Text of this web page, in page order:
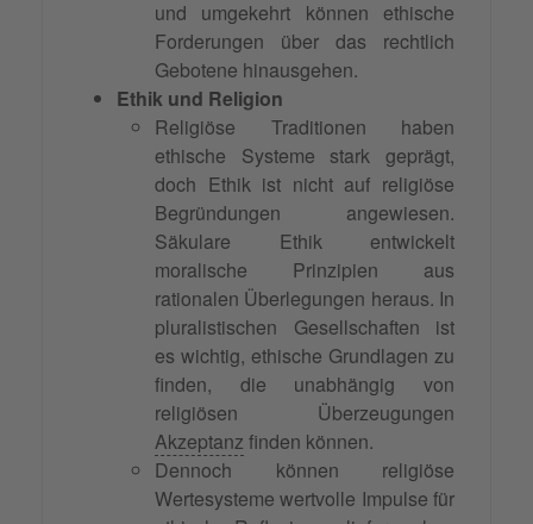
und umgekehrt können ethische
Forderungen über das rechtlich
Gebotene hinausgehen.
Ethik und Religion
Religiöse Traditionen haben
ethische Systeme stark geprägt,
doch Ethik ist nicht auf religiöse
Begründungen angewiesen.
Säkulare Ethik entwickelt
moralische Prinzipien aus
rationalen Überlegungen heraus. In
pluralistischen Gesellschaften ist
es wichtig, ethische Grundlagen zu
finden, die unabhängig von
religiösen Überzeugungen
Akzeptanz finden können.
Dennoch können religiöse
Wertesysteme wertvolle Impulse für